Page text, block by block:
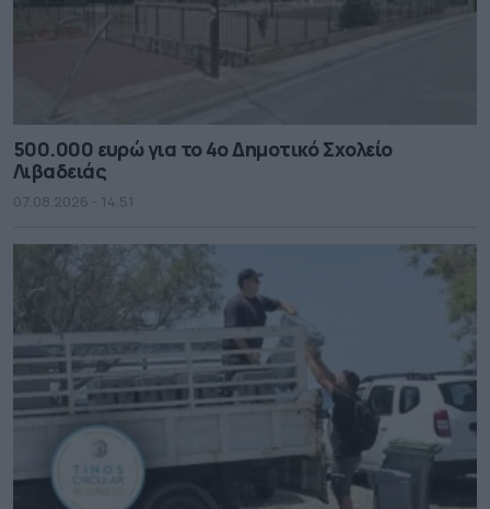
500.000 ευρώ για το 4ο Δημοτικό Σχολείο
Λιβαδειάς
07.08.2026 - 14.51